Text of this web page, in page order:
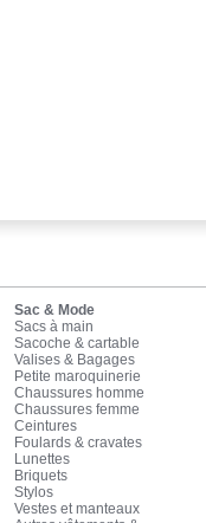
Sac & Mode
Sacs à main
Sacoche & cartable
Valises & Bagages
Petite maroquinerie
Chaussures homme
Chaussures femme
Ceintures
Foulards & cravates
Lunettes
Briquets
Stylos
Vestes et manteaux